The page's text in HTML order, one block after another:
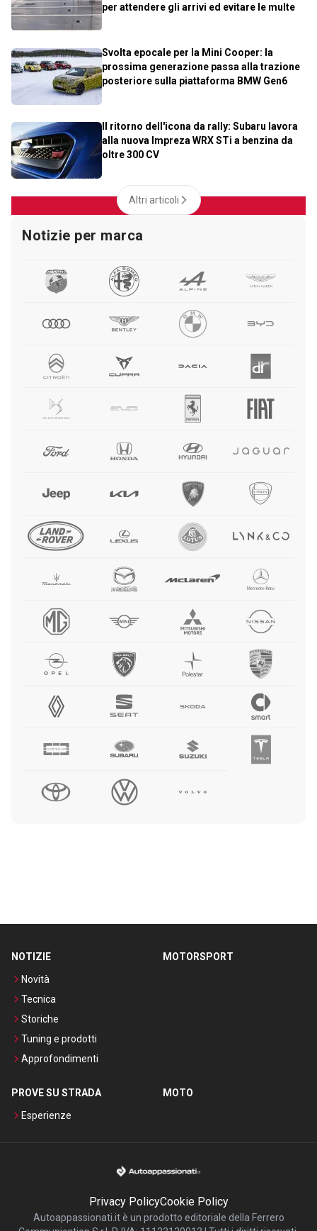
per attendere gli arrivi ed evitare le multe
Svolta epocale per la Mini Cooper: la
prossima generazione passa alla trazione
posteriore sulla piattaforma BMW Gen6
Il ritorno dell'icona da rally: Subaru lavora
alla nuova Impreza WRX STi a benzina da
oltre 300 CV
Altri articoli
Notizie per marca
NOTIZIE
Novità
Tecnica
Storiche
Tuning e prodotti
Approfondimenti
MOTORSPORT
PROVE SU STRADA
Esperienze
MOTO
Privacy PolicyCookie Policy
Autoappassionati.it è un prodotto editoriale della Ferrero